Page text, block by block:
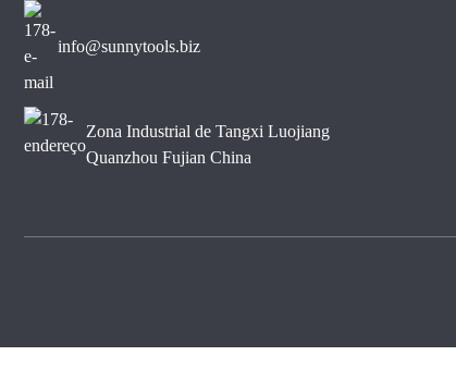
info@sunnytools.biz
Zona Industrial de Tangxi Luojiang
Quanzhou Fujian China